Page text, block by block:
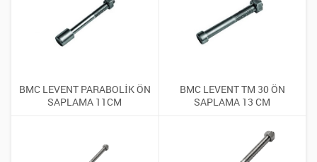
BMC LEVENT PARABOLİK ÖN
SAPLAMA 11CM
BMC LEVENT TM 30 ÖN
SAPLAMA 13 CM